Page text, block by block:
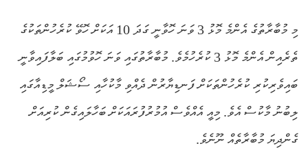
މި މުބާރާތުގެ އެންމެ މޮޅު 3 ވަނަ ހޮވާނީ ގަދަ 10 އަކަށް ހޮވޭ ކުރެހުންތަކުގެ
ތެރެއިން އެންމެ މޮޅު 3 ކުރެހުމެވެ. މުބާރާތުގައި ވަނަ ހޮވުމުގައި ބަލާފައިވާނީ
ބައިވެރިކުރި ކުރެހުންތަކަށް ފަނޑިޔާރުން ދެއްވި މާކުހާއި ސޯޝަލް މީޑިއާގައި
ލިބުނު މާކުސް އެވެ. މިއީ އެއްވެސް އުމުރުފުރައަކަށް ބަހާލައިގެން ކުރިއަށް
ގެންދިޔަ މުބާރާތެއް ނޫނެވެ.